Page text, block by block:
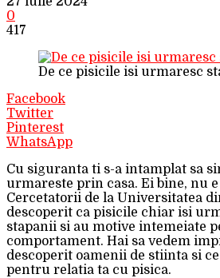
0
417
De ce pisicile isi urmaresc
Facebook
Twitter
Pinterest
WhatsApp
Cu siguranta ti s-a intamplat sa
urmareste prin casa. Ei bine, nu
Cercetatorii de la Universitatea
descoperit ca pisicile chiar isi
stapanii si au motive intemeiate
comportament. Hai sa vedem
descoperit oamenii de stiinta si
pentru relatia ta cu pisica.